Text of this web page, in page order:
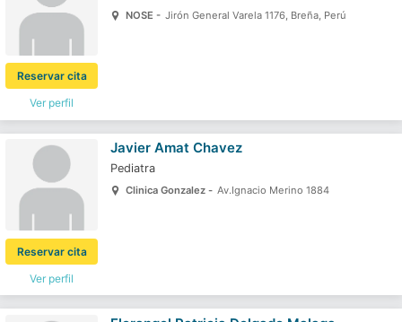
Ver perfil
Reservar cita
NOSE - Jirón General Varela 1176, Breña, Perú
Ver perfil
Reservar cita
Javier Amat Chavez
Pediatra
Clinica Gonzalez - Av.Ignacio Merino 1884